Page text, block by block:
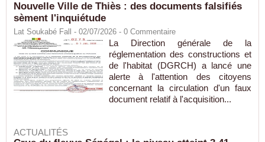
Nouvelle Ville de Thiès : des documents falsifiés
sèment l'inquiétude
Lat Soukabé Fall - 02/07/2026 - 0 Commentaire
La Direction générale de la
réglementation des constructions et
de l'habitat (DGRCH) a lancé une
alerte à l'attention des citoyens
concernant la circulation d'un faux
document relatif à l'acquisition...
ACTUALITÉS